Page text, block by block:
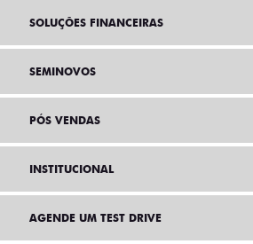
SOLUÇÕES FINANCEIRAS
SEMINOVOS
PÓS VENDAS
INSTITUCIONAL
AGENDE UM TEST DRIVE